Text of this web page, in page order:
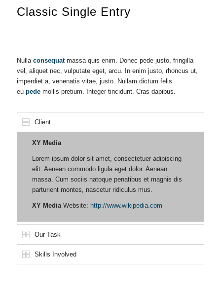
Classic Single Entry
Nulla consequatmassa quis enim. Donec pede justo, fringilla
vel, aliquet nec, vulputate eget, arcu. In enim justo, rhoncus ut,
imperdiet a, venenatis vitae, justo. Nullam dictum felis
eu pedemollis pretium. Integer tincidunt. Cras dapibus.
Client
XY Media
Lorem ipsum dolor sit amet, consectetuer adipiscing
elit. Aenean commodo ligula eget dolor. Aenean
massa. Cum sociis natoque penatibus et magnis dis
parturient montes, nascetur ridiculus mus.
XY MediaWebsite: http://www.wikipedia.com
Our Task
Skills Involved